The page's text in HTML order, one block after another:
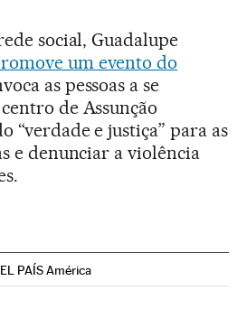
social, Guadalupe
um evento do
as pessoas a se
de Assunção
“verdade e justiça” para as
e denunciar a violência
PAÍS América